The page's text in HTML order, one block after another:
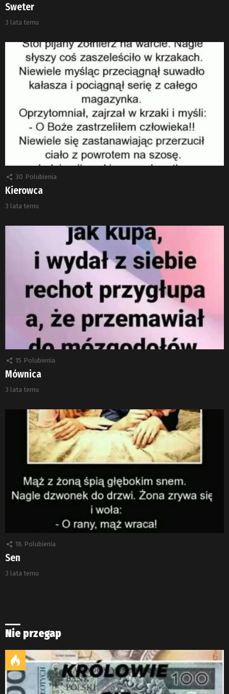
Sweter
3 lata temu
30 Polubienia
Kierowca
3 lata temu
15 Polubienia
Mównica
3 lata temu
18 Polubienia
Sen
3 lata temu
Nie przegap